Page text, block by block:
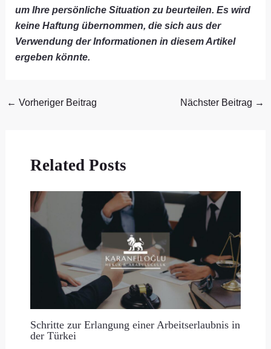
um Ihre persönliche Situation zu beurteilen. Es wird
keine Haftung übernommen, die sich aus der
Verwendung der Informationen in diesem Artikel
ergeben könnte.
← Vorheriger Beitrag Nächster Beitrag →
Related Posts
Schritte zur Erlangung einer Arbeitserlaubnis in
der Türkei